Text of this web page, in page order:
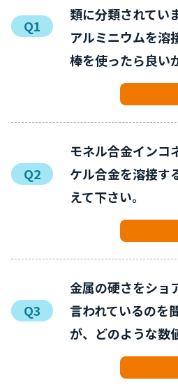
Q1
類に分類されてい
アルミニウムを溶
棒を使ったら良い
Q2
モネル合金インコ
ケル合金を溶接す
えて下さい。
Q3
金属の硬さをショ
言われているのを
が、どのような数